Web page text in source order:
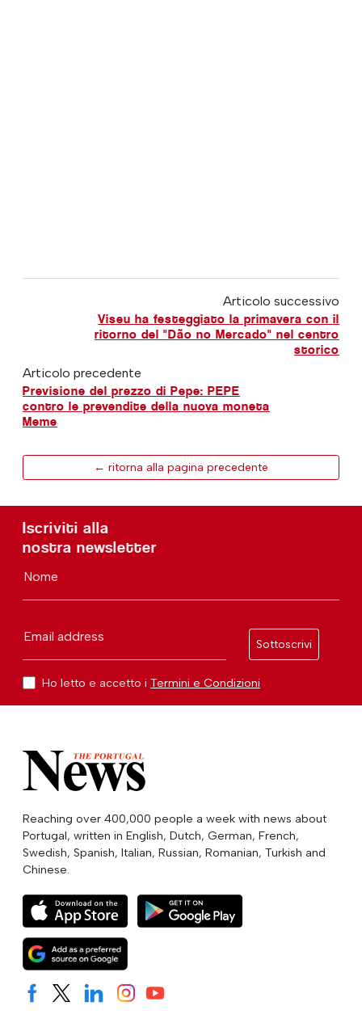
Articolo successivo
Viseu ha festeggiato la primavera con il
ritorno del "Dão no Mercado" nel centro
storico
Articolo precedente
Previsione del prezzo di Pepe: PEPE
contro le prevendite della nuova moneta
Meme
← ritorna alla pagina precedente
Iscriviti alla
nostra newsletter
Nome
Email address
Sottoscrivi
Ho letto e accetto i Termini e Condizioni
Reaching over 400,000 people a week with news about
Portugal, written in English, Dutch, German, French,
Swedish, Spanish, Italian, Russian, Romanian, Turkish and
Chinese.